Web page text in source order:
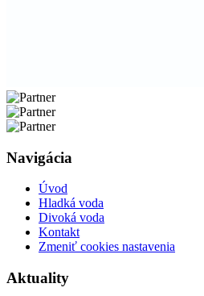
Navigácia
Úvod
Hladká voda
Divoká voda
Kontakt
Zmeniť cookies nastavenia
Aktuality